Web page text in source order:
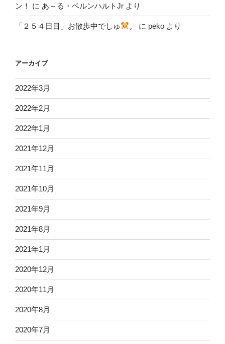
ン！
に あ～る・ベルンハルトJr より
「２５４日目」お散歩中でしゅ 。 に peko より
アーカイブ
2022年3月
2022年2月
2022年1月
2021年12月
2021年11月
2021年10月
2021年9月
2021年8月
2021年1月
2020年12月
2020年11月
2020年8月
2020年7月